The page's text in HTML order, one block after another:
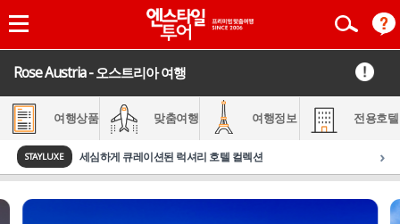
Rose Austria - 오스트리아 여행
여행상품 맞춤여행 여행정보 전용호텔
STAYLUXE 세심하게 큐레이션된 럭셔리 호텔 컬렉션 ›